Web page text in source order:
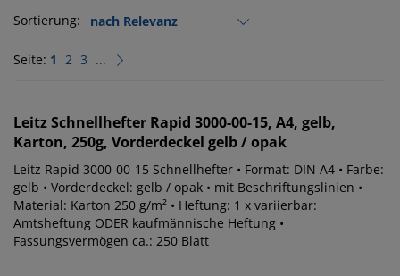
Sortierung:
Seite: 1 2 3 ...
LeitzSchnellhefter Rapid 3000-00-15, A4, gelb,
Karton, 250g, Vorderdeckel gelb / opak
Leitz Rapid 3000-00-15 Schnellhefter • Format: DIN A4 • Farbe:
gelb • Vorderdeckel: gelb / opak • mit Beschriftungslinien •
Material: Karton 250 g/m² • Heftung: 1 x variierbar:
Amtsheftung ODER kaufmännische Heftung •
Fassungsvermögen ca.: 250 Blatt